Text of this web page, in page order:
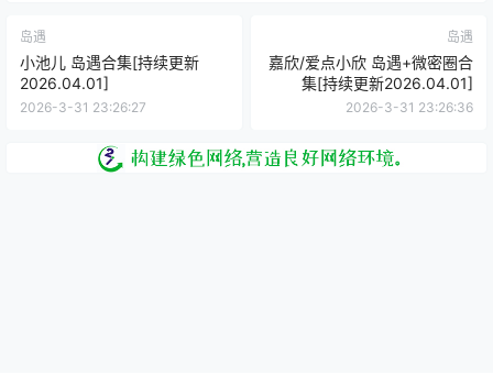
岛遇
小池儿 岛遇合集[持续更新
2026.04.01]
2026-3-31 23:26:27
岛遇
嘉欣/爱点小欣 岛遇+微密圈合
集[持续更新2026.04.01]
2026-3-31 23:26:36